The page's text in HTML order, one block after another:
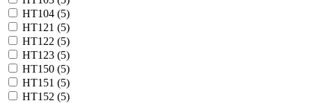
HT104 (5)
HT121 (5)
HT122 (5)
HT123 (5)
HT150 (5)
HT151 (5)
HT152 (5)